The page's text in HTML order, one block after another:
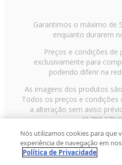
Garantimos o máximo de
enquanto durarem
Preços e condições de
exclusivamente para
podendo diferir na
As imagens dos produtos
Todos os preços e
a alteração sem aviso
43.708.379/
Avenida Zaki Narchi, nº 1650,
Paulo/SP, CEP 02029-001,
2013 Fast Shop - Todos os
Nós utilizamos cookies para que
experiência de navegação em
Política de Privacidade